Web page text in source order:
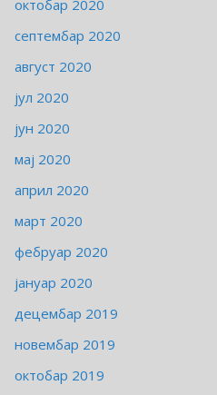
октобар 2020
септембар 2020
август 2020
јул 2020
јун 2020
мај 2020
април 2020
март 2020
фебруар 2020
јануар 2020
децембар 2019
новембар 2019
октобар 2019